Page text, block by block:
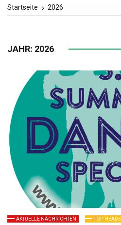
Startseite 2026
JAHR: 2026
AKTUELLE NACHRICHTEN TOP-